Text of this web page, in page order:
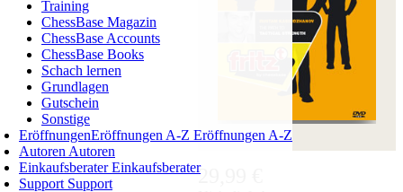
Training
ChessBase Magazin
ChessBase Accounts
ChessBase Books
Schach lernen
Grundlagen
Gutschein
Sonstige
EröffnungenEröffnungen A-Z Eröffnungen A-Z
Autoren Autoren
EinkaufsberaterEinkaufsberater
Support Support 29,99 €